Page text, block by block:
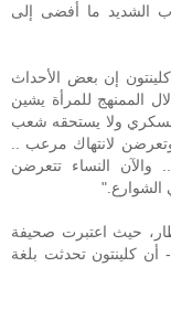
الشديد ما أفضى إلى
إن بعض الأحداث
الممنهج للمرأة يشين
ولا يستحقه شعب
لانتهاك مرعب ..
والآن النساء تتعرضن
الشوارع."
حيث اعتبرت صحيفة
أن كلينتون تحدثت بلغة